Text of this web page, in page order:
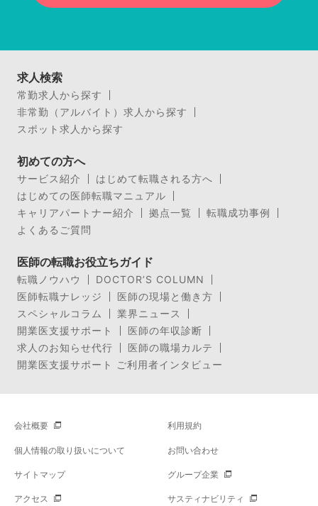
求人検索
常勤求人から探す
非常勤（アルバイト）求人から探す
スポット求人から探す
初めての方へ
サービス紹介
はじめて転職される方へ
はじめての医師転職マニュアル
キャリアパートナー紹介
拠点一覧
転職成功事例
よくあるご質問
医師の転職お役立ちガイド
転職ノウハウ
DOCTOR’S COLUMN
医師転職ナレッジ
医師の現場と働き方
スペシャルコラム
業界ニュース
開業医支援サポート
医師の年収診断
求人のお知らせ代行
医師の職場カルテ
開業医支援サポート ご利用者インタビュー
会社概要 利用規約
個人情報の取り扱いについて お問い合わせ
サイトマップ グループ企業
アクセス サスティナビリティ